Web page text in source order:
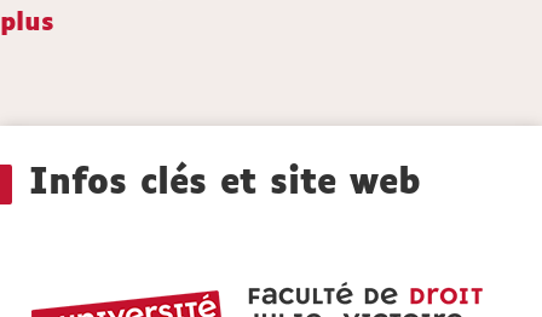
plus
Infos clés et site web
UFR